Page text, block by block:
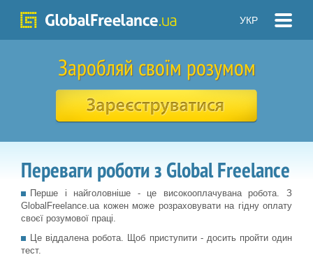
УКР
Заробляй своїм розумом
Переваги роботи з Global Freelance
Перше і найголовніше - це високооплачувана робота. З
GlobalFreelance.ua кожен може розраховувати на гідну оплату
своєї розумової праці.
Це віддалена робота. Щоб приступити - досить пройти один
тест.